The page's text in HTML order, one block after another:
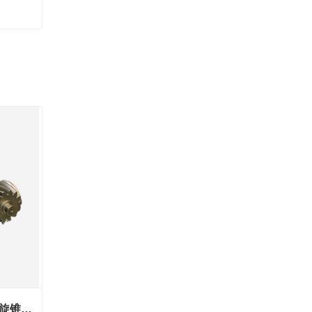
酒泉445系列1543主从动螺旋锥齿轮